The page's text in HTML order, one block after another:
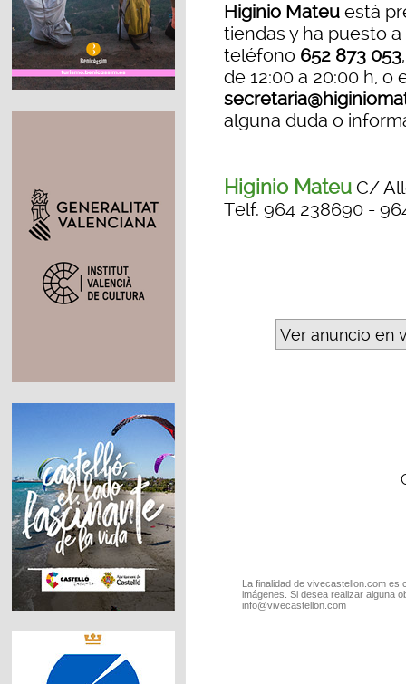
Higinio Mateu está
tiendas y ha puesto
teléfono 652 873 053
de 12:00 a 20:00 h, o
alguna duda o
Higinio Mateu C/
Telf. 964 238690 -
Ver anuncio en
La finalidad de vivecastellon.com
imágenes. Si desea realizar alguna
info@vivecastellon.com